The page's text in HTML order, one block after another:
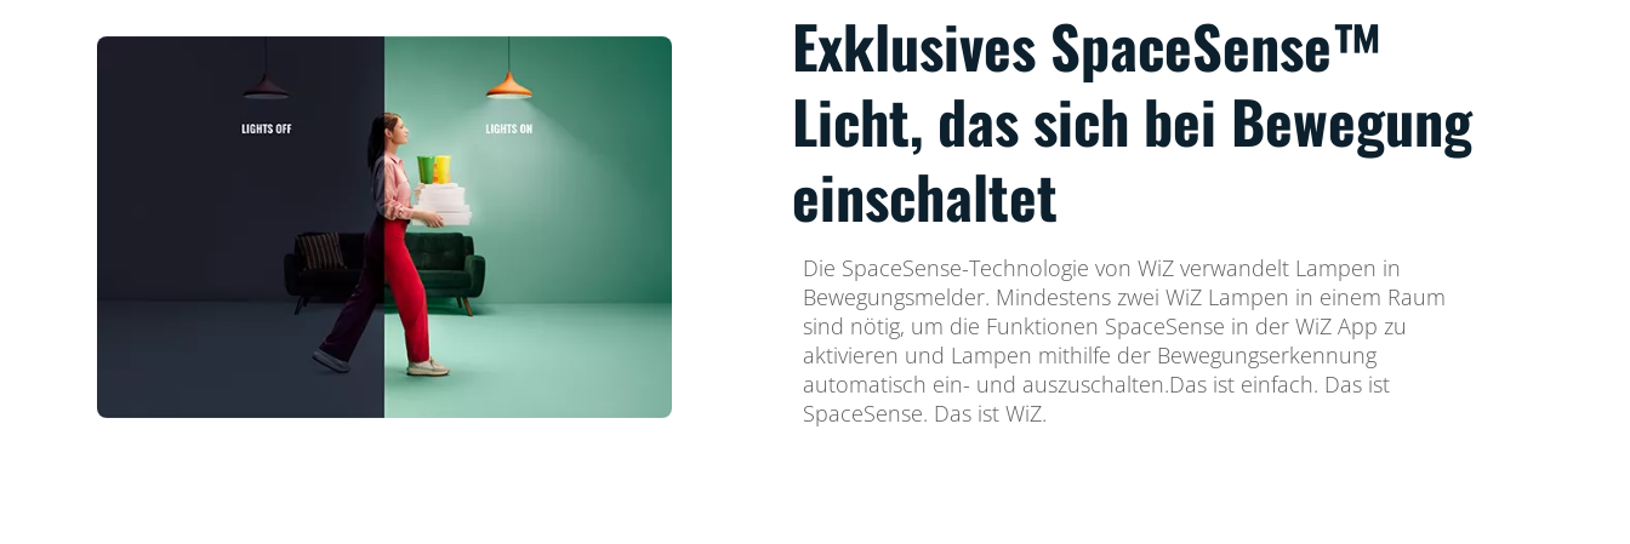
Exklusives SpaceSense™
Licht, das sich bei Bewegung
einschaltet
Die SpaceSense-Technologie von WiZ verwandelt Lampen in
Bewegungsmelder. Mindestens zwei WiZ Lampen in einem Raum
sind nötig, um die Funktionen SpaceSense in der WiZ App zu
aktivieren und Lampen mithilfe der Bewegungserkennung
automatisch ein- und auszuschalten.Das ist einfach. Das ist
SpaceSense. Das ist WiZ.